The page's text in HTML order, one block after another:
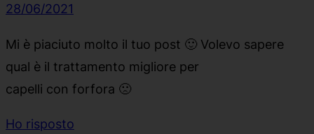
28/06/2021
Mi è piaciuto molto il tuo post 🙂 Volevo sapere
qual è il trattamento migliore per
capelli con forfora 🙁
Ho risposto